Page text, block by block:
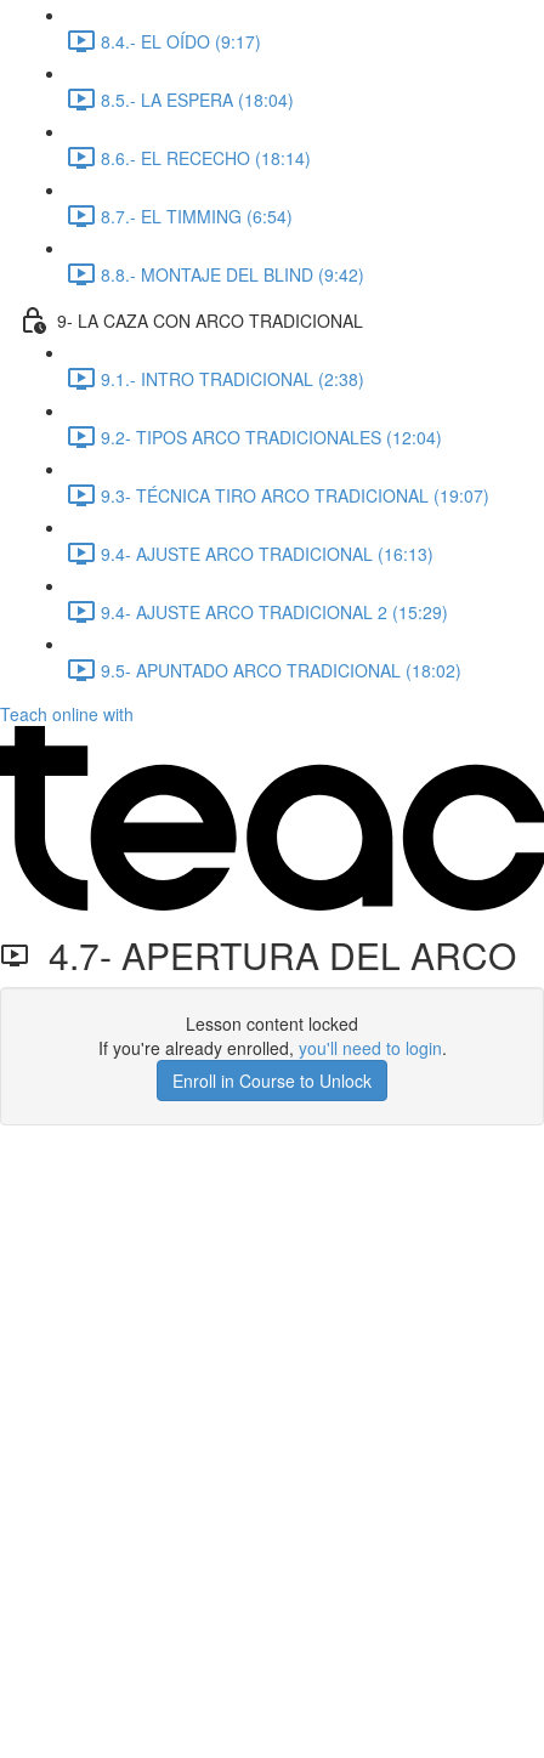
8.4.- EL OÍDO (9:17)
8.5.- LA ESPERA (18:04)
8.6.- EL RECECHO (18:14)
8.7.- EL TIMMING (6:54)
8.8.- MONTAJE DEL BLIND (9:42)
9- LA CAZA CON ARCO TRADICIONAL
9.1.- INTRO TRADICIONAL (2:38)
9.2- TIPOS ARCO TRADICIONALES (12:04)
9.3- TÉCNICA TIRO ARCO TRADICIONAL (19:07)
9.4- AJUSTE ARCO TRADICIONAL (16:13)
9.4- AJUSTE ARCO TRADICIONAL 2 (15:29)
9.5- APUNTADO ARCO TRADICIONAL (18:02)
Teach online with
4.7- APERTURA DEL ARCO
Lesson content locked
If you're already enrolled, you'll need to login.
Enroll in Course to Unlock